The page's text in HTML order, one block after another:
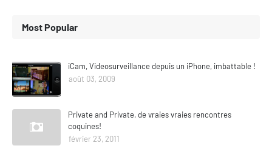
Most Popular
iCam, Videosurveillance depuis un iPhone, imbattable !
août 03, 2009
Private and Private, de vraies vraies rencontres
coquines!
février 23, 2011